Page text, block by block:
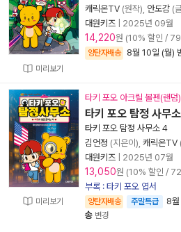
미리보기
캐릭온TV (원작), 안도감 (
대원키즈
2025년 09월
14,220원 (10% 할인 /
양탄자배송 8월 10일 (월)
미리보기
타키 포오 아크릴 볼펜(랜덤)
타키 포오 탐정 사무
타키 포오 탐정 사무소 4
김언정 (지은이), 캐릭온TV
대원키즈
2025년 07월
13,050원 (10% 할인 /
부록 : 타키 포오 엽서
양탄자배송 주말특급 8월
송 변경